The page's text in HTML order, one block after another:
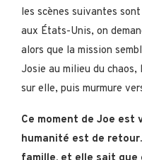
les scènes suivantes
aux États-Unis, on
alors que la mission
Josie au milieu du
sur elle, puis murmure
Ce moment de Joe est
humanité est de